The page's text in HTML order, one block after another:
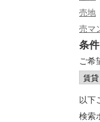
売地
売マ
条
ご希
以下
検索